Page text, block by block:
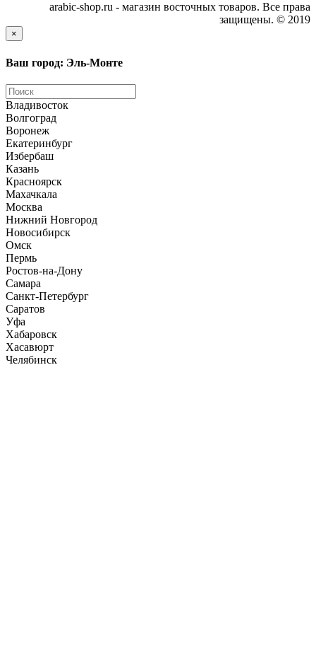
arabic-shop.ru - магазин восточных товаров. Все права
защищены. © 2019
×
Ваш город: Эль-Монте
Владивосток
Волгоград
Воронеж
Екатеринбург
Избербаш
Казань
Красноярск
Махачкала
Москва
Нижний Новгород
Новосибирск
Омск
Пермь
Ростов-на-Дону
Самара
Санкт-Петербург
Саратов
Уфа
Хабаровск
Хасавюрт
Челябинск